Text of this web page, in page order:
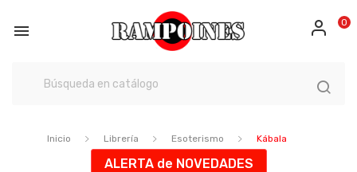
 0
Inicio Librería Esoterismo Kábala
ALERTA de NOVEDADES